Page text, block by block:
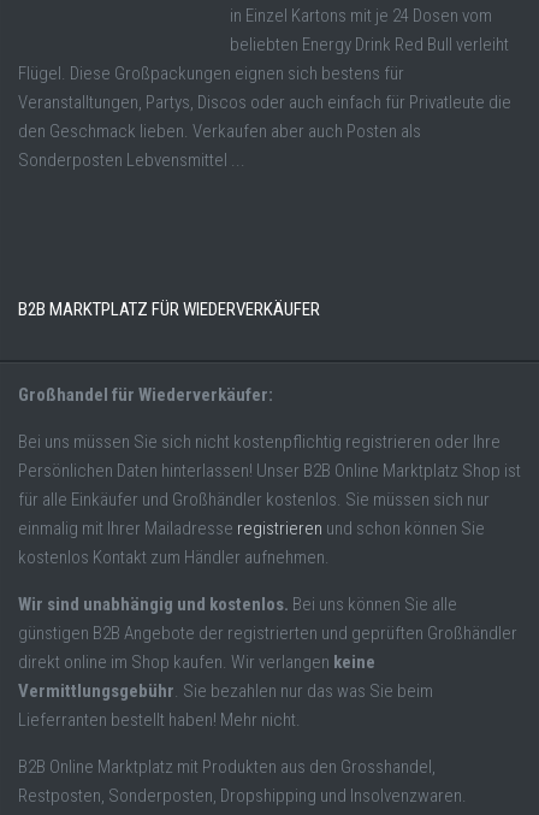
in Einzel Kartons mit je 24 Dosen vom
beliebten Energy Drink Red Bull verleiht
Flügel. Diese Großpackungen eignen sich bestens für
Veranstalltungen, Partys, Discos oder auch einfach für Privatleute die
den Geschmack lieben. Verkaufen aber auch Posten als
Sonderposten Lebvensmittel ...
B2B MARKTPLATZ FÜR WIEDERVERKÄUFER
Großhandel für Wiederverkäufer:
Bei uns müssen Sie sich nicht kostenpflichtig registrieren oder Ihre
Persönlichen Daten hinterlassen! Unser B2B Online Marktplatz Shop ist
für alle Einkäufer und Großhändler kostenlos. Sie müssen sich nur
einmalig mit Ihrer Mailadresse registrieren und schon können Sie
kostenlos Kontakt zum Händler aufnehmen.
Wir sind unabhängig und kostenlos. Bei uns können Sie alle
günstigen B2B Angebote der registrierten und geprüften Großhändler
direkt online im Shop kaufen. Wir verlangen keine
Vermittlungsgebühr. Sie bezahlen nur das was Sie beim
Lieferranten bestellt haben! Mehr nicht.
B2B Online Marktplatz mit Produkten aus den Grosshandel,
Restposten, Sonderposten, Dropshipping und Insolvenzwaren.